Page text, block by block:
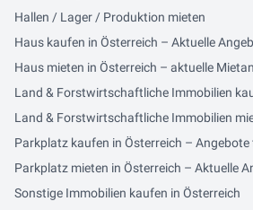
Hallen / Lager / Produktion mieten
Haus kaufen in Österreich – Aktuelle
Haus mieten in Österreich – aktuelle
Land & Forstwirtschaftliche Immobilien
Land & Forstwirtschaftliche Immobilien
Parkplatz kaufen in Österreich – Angebote
Parkplatz mieten in Österreich – Aktuelle
Sonstige Immobilien kaufen in Österreich